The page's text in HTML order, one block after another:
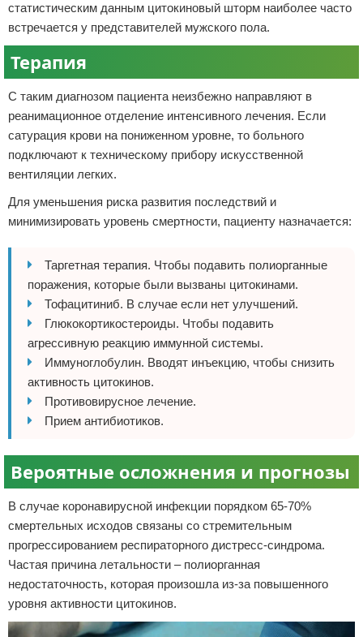
статистическим данным цитокиновый шторм наиболее часто
встречается у представителей мужского пола.
Терапия
С таким диагнозом пациента неизбежно направляют в
реанимационное отделение интенсивного лечения. Если
сатурация крови на пониженном уровне, то больного
подключают к техническому прибору искусственной
вентиляции легких.
Для уменьшения риска развития последствий и
минимизировать уровень смертности, пациенту назначается:
Таргетная терапия. Чтобы подавить полиорганные
поражения, которые были вызваны цитокинами.
Тофацитиниб. В случае если нет улучшений.
Глюкокортикостероиды. Чтобы подавить
агрессивную реакцию иммунной системы.
Иммуноглобулин. Вводят инъекцию, чтобы снизить
активность цитокинов.
Противовирусное лечение.
Прием антибиотиков.
Вероятные осложнения и прогнозы
В случае коронавирусной инфекции порядком 65-70%
смертельных исходов связаны со стремительным
прогрессированием респираторного дистресс-синдрома.
Частая причина летальности – полиорганная
недостаточность, которая произошла из-за повышенного
уровня активности цитокинов.